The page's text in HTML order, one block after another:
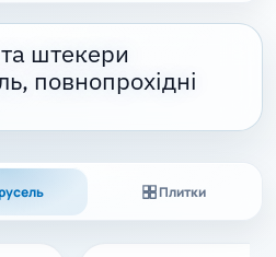
штекери
повнопрохідні
Плитки